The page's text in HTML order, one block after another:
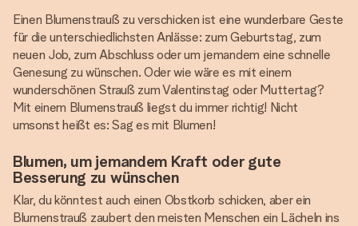
Einen Blumenstrauß zu verschicken ist eine wunderbare Geste
für die unterschiedlichsten Anlässe: zum Geburtstag, zum
neuen Job, zum Abschluss oder um jemandem eine schnelle
Genesung zu wünschen. Oder wie wäre es mit einem
wunderschönen Strauß zum Valentinstag oder Muttertag?
Mit einem Blumenstrauß liegst du immer richtig! Nicht
umsonst heißt es: Sag es mit Blumen!
Blumen, um jemandem Kraft oder gute
Besserung zu wünschen
Klar, du könntest auch einen Obstkorb schicken, aber ein
Blumenstrauß zaubert den meisten Menschen ein Lächeln ins